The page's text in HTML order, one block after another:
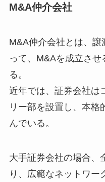
M&A仲介会社
M&A仲介会社とは、譲
って、M&Aを成立さ
る。
近年では、証券会社は
リー部を設置し、本格
んでいる。
大手証券会社の場合、
り、広範なネットワー